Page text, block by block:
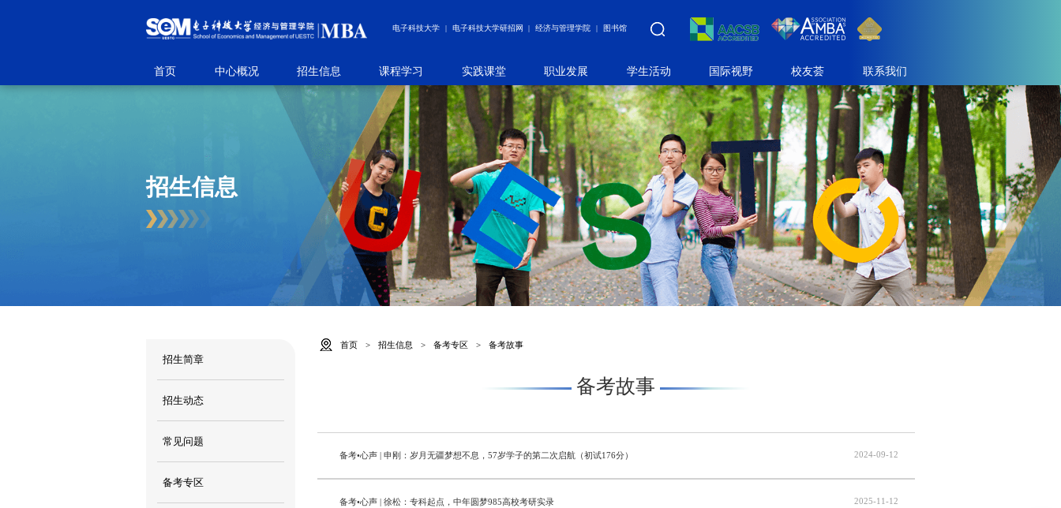
电子科技大学 电子科技大学研招网 经济与管理学院 图书馆
首页 中心概况 招生信息 课程学习 实践课堂 职业发展 学生活动 国际视野 校友荟 联系我们
招生信息
招生简章
招生动态
常见问题
备考专区
首页 > 招生信息 > 备考专区 > 备考故事
备考故事
备考•心声 | 申刚：岁月无疆梦想不息，57岁学子的第二次启航（初试176分） 2024-09-12
备考•心声 | 徐松：专科起点，中年圆梦985高校考研实录 2025-11-12